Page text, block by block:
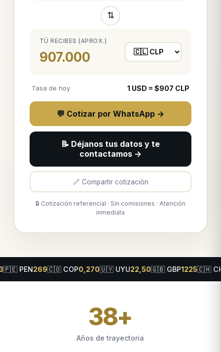
⇅
TÚ RECIBES (APROX.)
907.000
Tasa de hoy 1 USD = $907 CLP
💬 Cotizar por WhatsApp →
📝 Déjanos tus datos y te
contactamos →
🔗 Compartir cotización
🔒 Cotización referencial · Sin comisiones · Atención
inmediata
COP0,270🇺🇾 UYU22,50🇬🇧 GBP1225🇨🇭 CHF1030🇨🇦
38+
Años de trayectoria